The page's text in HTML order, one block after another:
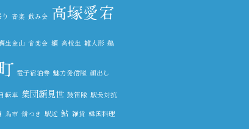
音楽 飲み会 高塚愛宕
生金山 音楽会 麺 高校生 雛人形 鵜
電子宿泊券 魅力発信隊 顔出し
転車 集団顔見世 鼓笛隊 駅長対抗
鳥市 餅つき 駅近 鮎 雑貨 韓国料理